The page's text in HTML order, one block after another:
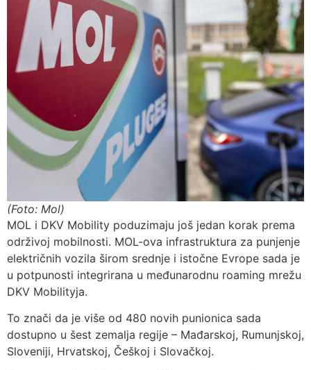
(Foto: Mol)
MOL i DKV Mobility poduzimaju još jedan korak prema
održivoj mobilnosti. MOL-ova infrastruktura za punjenje
električnih vozila širom srednje i istočne Evrope sada je
u potpunosti integrirana u međunarodnu roaming mrežu
DKV Mobilityja.
To znači da je više od 480 novih punionica sada
dostupno u šest zemalja regije – Mađarskoj, Rumunjskoj,
Sloveniji, Hrvatskoj, Češkoj i Slovačkoj.